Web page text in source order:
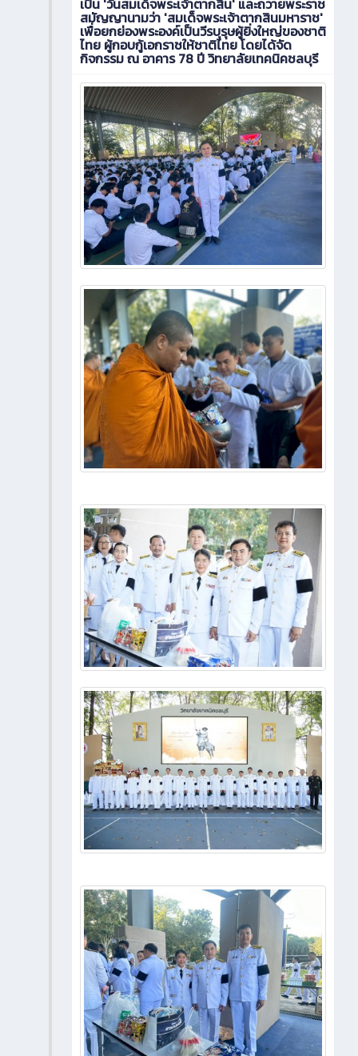
สมัญญานามว่า 'สมเด็จพระเจ้าตากสินมหาราช'
เพื่อยกย่องพระองค์เป็นวีรบุรุษผู้ยิ่งใหญ่ของชาติ
ไทย ผู้กอบกู้เอกราชให้ชาติไทย โดยได้จัด
กิจกรรม ณ อาคาร 78 ปี วิทยาลัยเทคนิคชลบุรี